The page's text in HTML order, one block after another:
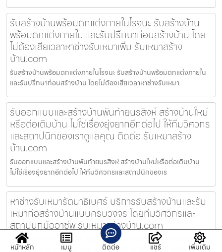
รับสร้างบ้านพร้อมตกแต่งภายในโรจนะ รับสร้างบ้าน
พร้อมตกแต่งภายใน และรับปรึกษาก่อนสร้างบ้าน โดย
ไม่ต้องเสียเวลาหาช่างรับเหมาเพิ่ม รับเหมาสร้าง
บ้าน.com
รับสร้างบ้านพร้อมตกแต่งภายในโรจนะ รับสร้างบ้านพร้อมตกแต่งภายใน
และรับปรึกษาก่อนสร้างบ้าน โดยไม่ต้องเสียเวลาหาช่างรับเหมา
รับออกแบบและสร้างบ้านพันท้ายนรสิงห์ สร้างบ้านใหม่
หรือต่อเติมบ้าน ไม่ใช่เรื่องยุ่งยากอีกต่อไป ให้ทีมวิศวกร
และสถาปนิกของเราดูแลคุณ ติดต่อ รับเหมาสร้าง
บ้าน.com
รับออกแบบและสร้างบ้านพันท้ายนรสิงห์ สร้างบ้านใหม่หรือต่อเติมบ้าน
ไม่ใช่เรื่องยุ่งยากอีกต่อไป ให้ทีมวิศวกรและสถาปนิกของเร
หาช่างรับเหมารัตนาธิเบศร์ บริการรับสร้างบ้านและรับ
เหมาก่อสร้างบ้านแบบครบวงจร โดยทีมวิศวกรและ
สถาปนิกมืออาชีพ รับเหมาสร้างบ้าน.com
หาช่างรับเหมารัตนาธิเบศร์ บริการรับสร้างบ้านและรับเหมาก่อสร้างบ้าน
แบบครบวงจร โดยทีมวิศวกรและสถาปนิกมืออาชีพ รับเหมาสร้าง
หน้าหลัก เมนู ติดต่อ แชร์ เพิ่มเติม